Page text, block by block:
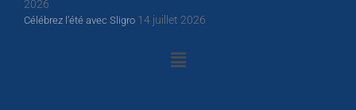
2026
Célébrez l’été avec Sligro 14 juillet 2026